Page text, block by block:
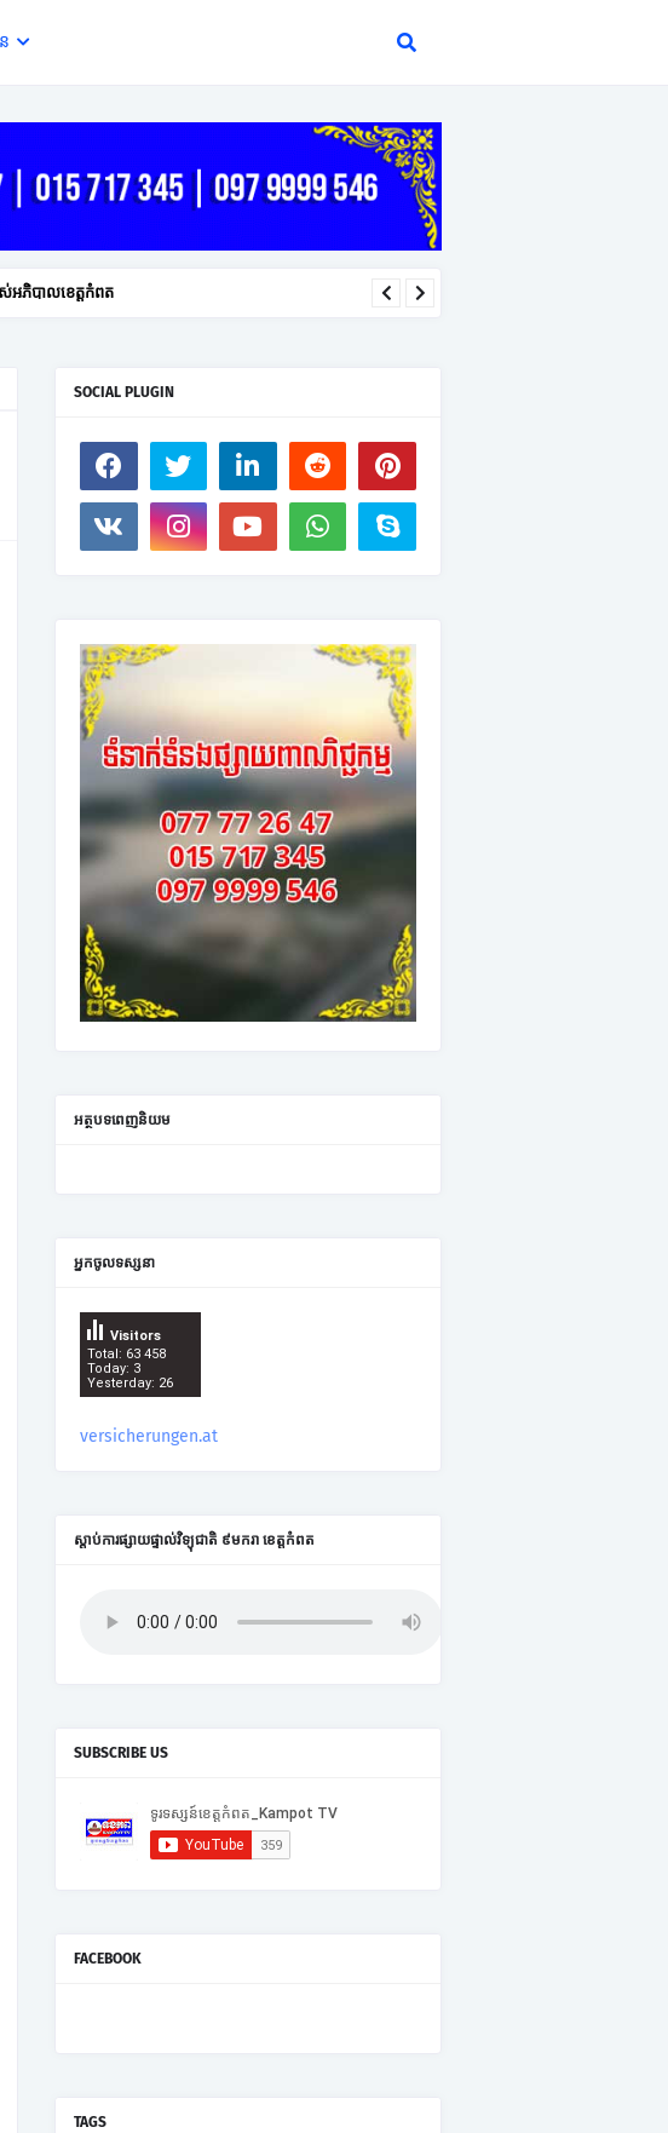
ស់អភិបាលខេត្តកំពត
SOCIAL PLUGIN
អត្ថបទពេញនិយម
អ្នកចូលទស្សនា
Total: 63 458
Today: 3
Yesterday: 26
Visitors
versicherungen.at
ស្តាប់ការផ្សាយផ្ទាល់វិទ្យុជាតិ ៩មករា ខេត្តកំពត
SUBSCRIBE US
FACEBOOK
TAGS